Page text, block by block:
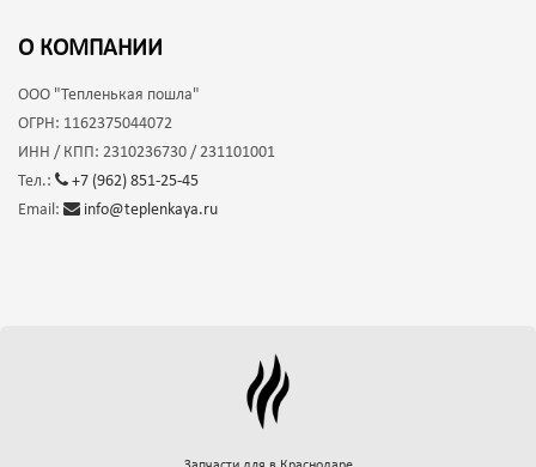
О КОМПАНИИ
ООО "Тепленькая пошла"
ОГРН: 1162375044072
ИНН / КПП: 2310236730 / 231101001
Тел.:
+7 (962) 851-25-45
Email:
info@teplenkaya.ru